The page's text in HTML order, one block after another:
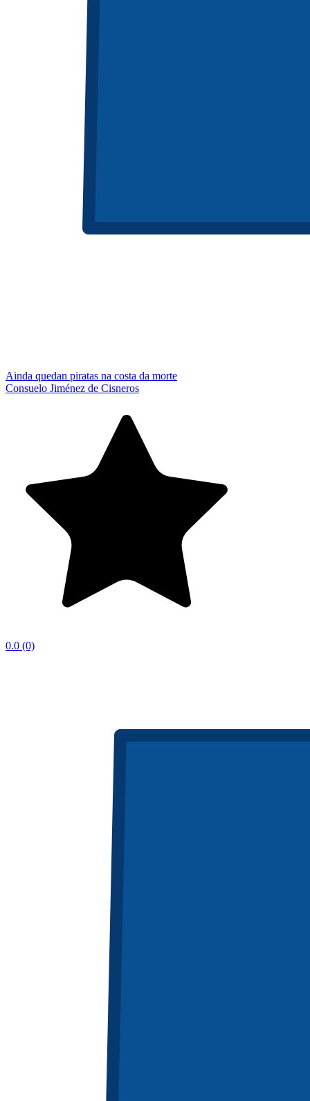
Ainda quedan piratas na costa da morte
Consuelo Jiménez de Cisneros
0.0 (0)